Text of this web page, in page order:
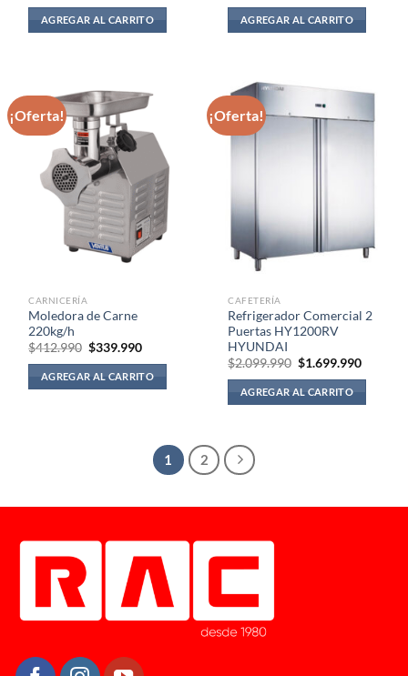
original
era:
$298.290.
actual
es:
$244.990.
AGREGAR AL CARRITO
original
era:
$369.990.
actual
es:
$289.990.
AGREGAR AL CARRITO
¡Oferta!
CARNICERÍA
Moledora de Carne
220kg/h
$412.990 El
original
era:
$412.990.
$339.990El
actual
es:
$339.990.
AGREGAR AL CARRITO
¡Oferta!
CAFETERÍA
Refrigerador Comercial 2
Puertas HY1200RV
HYUNDAI
$2.099.990 El
original
era:
$2.099.990.
$1.699.990El
AGREGAR AL CARRITO
1 2